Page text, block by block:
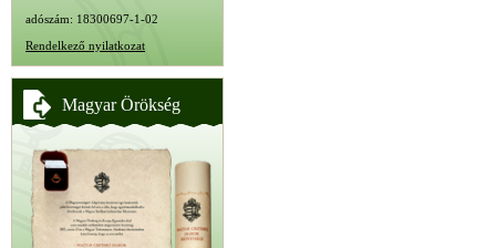
adószám: 18300697-1-02
Rendelkező nyilatkozat
Magyar Örökség